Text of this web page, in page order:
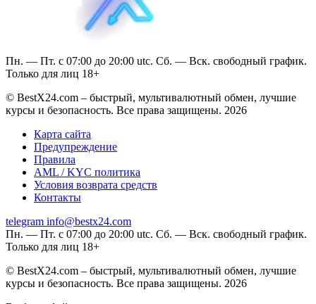
Пн. — Пт. с 07:00 до 20:00 utc. Сб. — Вск. свободный график.
Только для лиц 18+
© BestX24.com – быстрый, мультивалютный обмен, лучшие
курсы и безопасность. Все права защищены. 2026
Карта сайта
Предупреждение
Правила
AML / KYC политика
Условия возврата средств
Контакты
telegram info@bestx24.com
Пн. — Пт. с 07:00 до 20:00 utc. Сб. — Вск. свободный график.
Только для лиц 18+
© BestX24.com – быстрый, мультивалютный обмен, лучшие
курсы и безопасность. Все права защищены. 2026